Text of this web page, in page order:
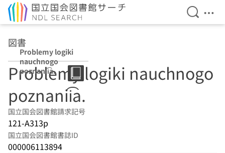
検索を
メ
図書
Problemy logiki
nauchnogo
poznanii͡a.
Problemy logiki nauchnogo
poznanii͡a.
国立国会図書館請求記号
121-A313p
国立国会図書館書誌ID
000006113894